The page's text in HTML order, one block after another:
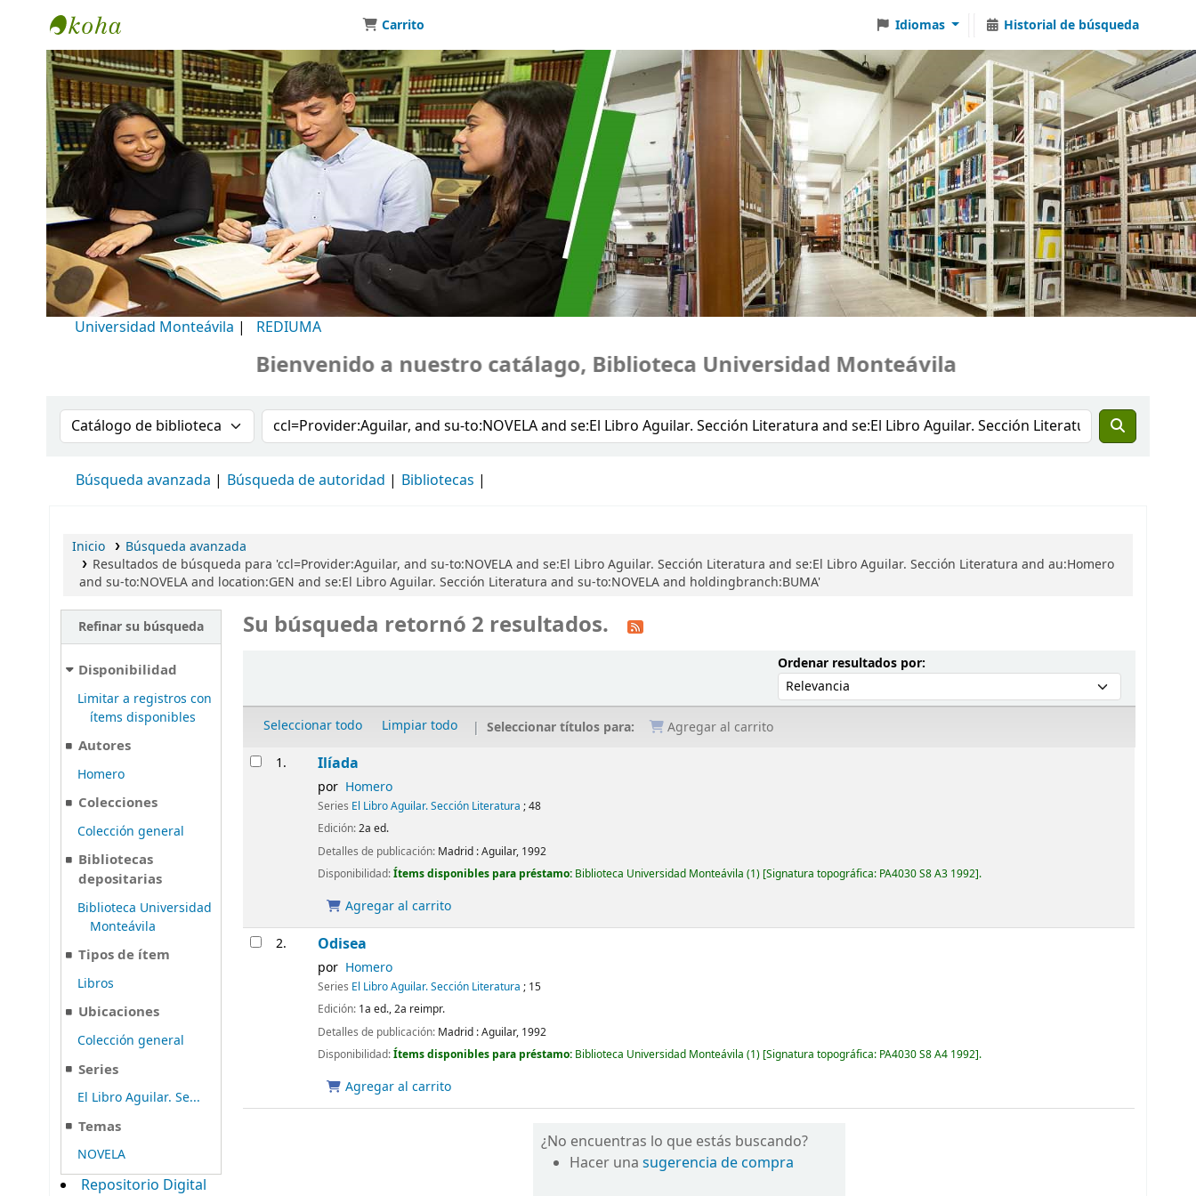
Biblioteca Universidad Monteávila
Carrito Idiomas Historial de búsqueda
Universidad Monteávila | REDIUMA
Bienvenido a nuestro catálago, Biblioteca Universidad Monteávila
Buscar en el catálogo por:Buscar en el catálogo
Búsqueda avanzada Búsqueda de autoridad Bibliotecas
Inicio
Búsqueda avanzada
Resultados de búsqueda para 'ccl=Provider:Aguilar, and su-to:NOVELA and se:El Libro Aguilar. Sección Literatura and se:El Libro Aguilar. Sección Literatura and au:Homero
and su-to:NOVELA and location:GEN and se:El Libro Aguilar. Sección Literatura and su-to:NOVELA and holdingbranch:BUMA'
Refinar su búsqueda
Disponibilidad
Limitar a registros con
ítems disponibles
Autores
Homero
Colecciones
Colección general
Bibliotecas
depositarias
Biblioteca Universidad
Monteávila
Tipos de ítem
Libros
Ubicaciones
Colección general
Series
El Libro Aguilar. Se...
Temas
NOVELA
Repositorio Digital
Su búsqueda retornó 2 resultados.
Ordenar resultados por:Ordenar por:
Seleccionar todo Limpiar todo Seleccionar títulos para: Agregar al carrito
Resultados
1. Ilíada
por Homero
Series El Libro Aguilar. Sección Literatura ; 48
Edición:2a ed.
Detalles de publicación: Madrid :Aguilar, 1992
Disponibilidad:Ítems disponibles para préstamo: Biblioteca Universidad Monteávila (1) Signatura topográfica: PA4030 S8 A3 1992 .
Agregar al carrito
2. Odisea
por Homero
Series El Libro Aguilar. Sección Literatura ; 15
Edición: 1a ed., 2a reimpr.
Detalles de publicación: Madrid :Aguilar, 1992
Disponibilidad:Ítems disponibles para préstamo: Biblioteca Universidad Monteávila (1) Signatura topográfica: PA4030 S8 A4 1992 .
Agregar al carrito
¿No encuentras lo que estás buscando?
Hacer unasugerencia de compra